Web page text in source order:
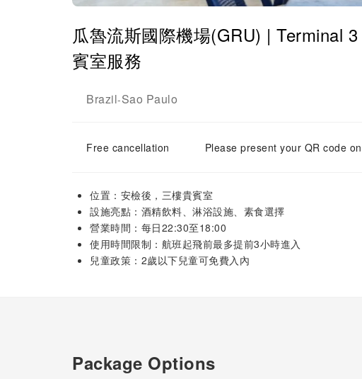
瓜魯流斯國際機場(GRU) | Terminal
賓室服務
Brazil-Sao Paulo
Free cancellation Please present your QR code
位置：安檢後，三樓貴賓室
設施亮點：酒精飲料、淋浴設施、素食選擇
營業時間：每日22:30至18:00
使用時間限制：航班起飛前最多提前3小時進入
兒童政策：2歲以下兒童可免費入內
Package Options